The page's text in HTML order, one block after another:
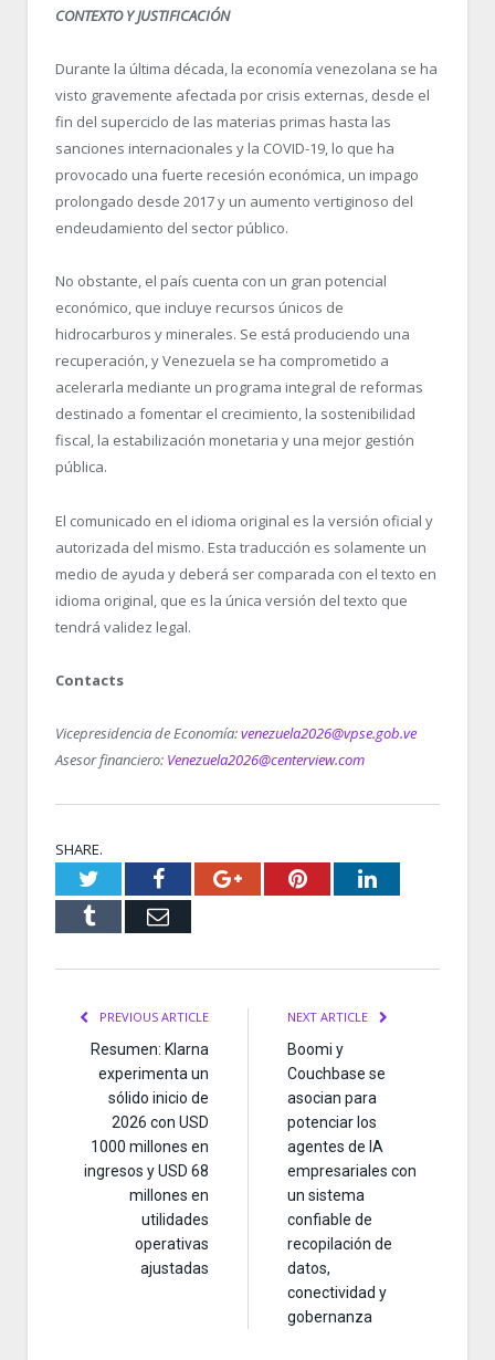
CONTEXTO Y JUSTIFICACIÓN
Durante la última década, la economía venezolana se ha
visto gravemente afectada por crisis externas, desde el
fin del superciclo de las materias primas hasta las
sanciones internacionales y la COVID-19, lo que ha
provocado una fuerte recesión económica, un impago
prolongado desde 2017 y un aumento vertiginoso del
endeudamiento del sector público.
No obstante, el país cuenta con un gran potencial
económico, que incluye recursos únicos de
hidrocarburos y minerales. Se está produciendo una
recuperación, y Venezuela se ha comprometido a
acelerarla mediante un programa integral de reformas
destinado a fomentar el crecimiento, la sostenibilidad
fiscal, la estabilización monetaria y una mejor gestión
pública.
El comunicado en el idioma original es la versión oficial y
autorizada del mismo. Esta traducción es solamente un
medio de ayuda y deberá ser comparada con el texto en
idioma original, que es la única versión del texto que
tendrá validez legal.
Contacts
Vicepresidencia de Economía:venezuela2026@vpse.gob.ve
Asesor financiero: Venezuela2026@centerview.com
SHARE.
TwitterFacebookGoogle+PinterestLinkedIn
Tumblr Email
PREVIOUS ARTICLE
Resumen: Klarna
experimenta un
sólido inicio de
2026 con USD
1000 millones en
ingresos y USD 68
millones en
utilidades
operativas
ajustadas
NEXT ARTICLE
Boomi y
Couchbase se
asocian para
potenciar los
agentes de IA
empresariales con
un sistema
confiable de
recopilación de
datos,
conectividad y
gobernanza